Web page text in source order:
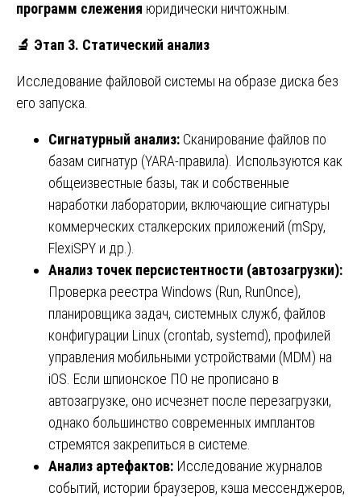
программ слежения юридически ничтожным.
🔬 Этап 3. Статический анализ
Исследование файловой системы на образе диска без
его запуска.
Сигнатурный анализ: Сканирование файлов по
базам сигнатур (YARA-правила). Используются как
общеизвестные базы, так и собственные
наработки лаборатории, включающие сигнатуры
коммерческих сталкерских приложений (mSpy,
FlexiSPY и др.).
Анализ точек персистентности (автозагрузки):
Проверка реестра Windows (Run, RunOnce),
планировщика задач, системных служб, файлов
конфигурации Linux (crontab, systemd), профилей
управления мобильными устройствами (MDM) на
iOS. Если шпионское ПО не прописано в
автозагрузке, оно исчезнет после перезагрузки,
однако большинство современных имплантов
стремятся закрепиться в системе.
Анализ артефактов: Исследование журналов
событий, истории браузеров, кэша мессенджеров,